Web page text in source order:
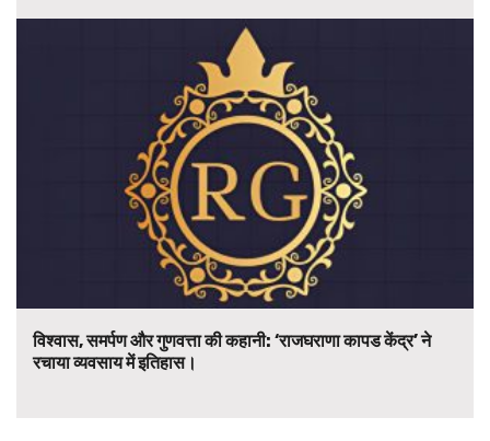
विश्वास, समर्पण और गुणवत्ता की कहानी: ‘राजघराणा कापड केंद्र’ ने
रचाया व्यवसाय में इतिहास।